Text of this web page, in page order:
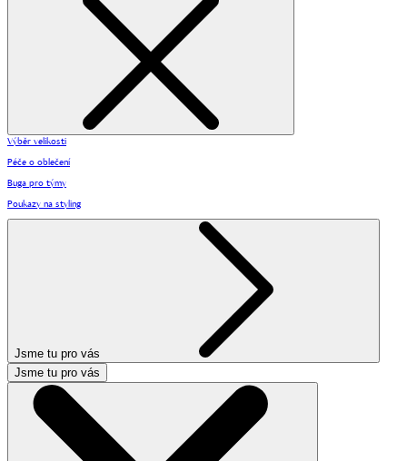
Výběr velikosti
Péče o oblečení
Buga pro týmy
Poukazy na styling
Jsme tu pro vás
Jsme tu pro vás